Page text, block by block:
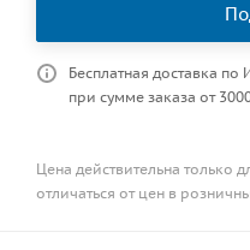
Бесплатная доставка по
при сумме заказа от
Цена действительна только
отличаться от цен в